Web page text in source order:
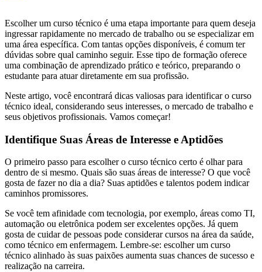
Escolher um curso técnico é uma etapa importante para quem deseja
ingressar rapidamente no mercado de trabalho ou se especializar em
uma área específica. Com tantas opções disponíveis, é comum ter
dúvidas sobre qual caminho seguir. Esse tipo de formação oferece
uma combinação de aprendizado prático e teórico, preparando o
estudante para atuar diretamente em sua profissão.
Neste artigo, você encontrará dicas valiosas para identificar o curso
técnico ideal, considerando seus interesses, o mercado de trabalho e
seus objetivos profissionais. Vamos começar!
Identifique Suas Áreas de Interesse e Aptidões
O primeiro passo para escolher o curso técnico certo é olhar para
dentro de si mesmo. Quais são suas áreas de interesse? O que você
gosta de fazer no dia a dia? Suas aptidões e talentos podem indicar
caminhos promissores.
Se você tem afinidade com tecnologia, por exemplo, áreas como TI,
automação ou eletrônica podem ser excelentes opções. Já quem
gosta de cuidar de pessoas pode considerar cursos na área da saúde,
como técnico em enfermagem. Lembre-se: escolher um curso
técnico alinhado às suas paixões aumenta suas chances de sucesso e
realização na carreira.